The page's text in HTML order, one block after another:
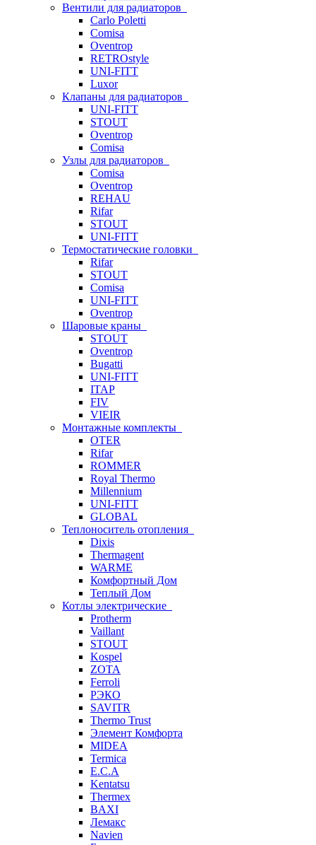
Вентили для радиаторов
Carlo Poletti
Comisa
Oventrop
RETROstyle
UNI-FITT
Luxor
Клапаны для радиаторов
UNI-FITT
STOUT
Oventrop
Comisa
Узлы для радиаторов
Comisa
Oventrop
REHAU
Rifar
STOUT
UNI-FITT
Термостатические головки
Rifar
STOUT
Comisa
UNI-FITT
Oventrop
Шаровые краны
STOUT
Oventrop
Bugatti
UNI-FITT
ITAP
FIV
VIEIR
Монтажные комплекты
OTER
Rifar
ROMMER
Royal Thermo
Millennium
UNI-FITT
GLOBAL
Теплоноситель отопления
Dixis
Thermagent
WARME
Комфортный Дом
Теплый Дом
Котлы электрические
Protherm
Vaillant
STOUT
Kospel
ZOTA
Ferroli
РЭКО
SAVITR
Thermo Trust
Элемент Комфорта
MIDEA
Termica
E.C.A
Kentatsu
Thermex
BAXI
Лемакс
Navien